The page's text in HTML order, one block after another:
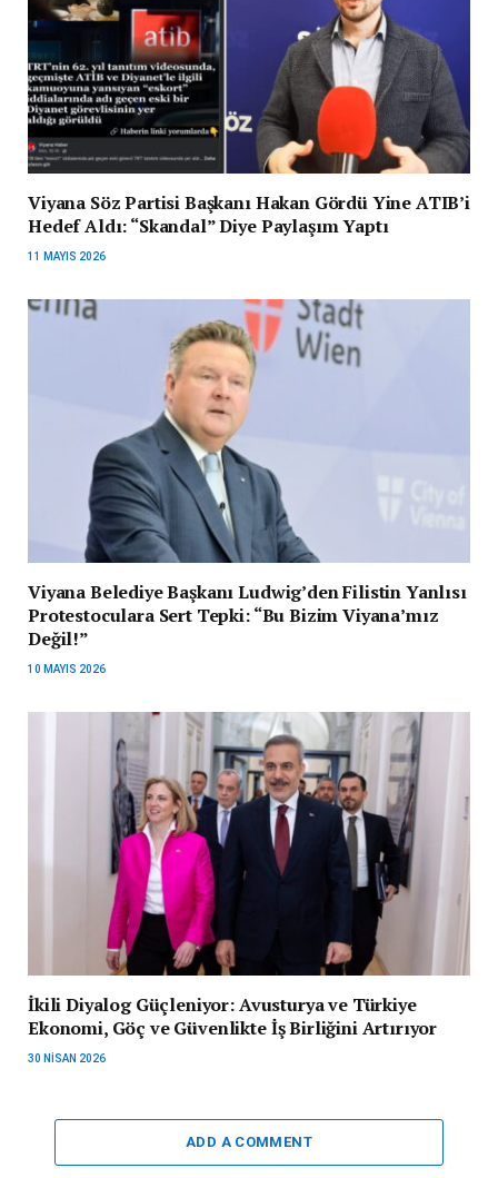
Viyana Söz Partisi Başkanı Hakan Gördü Yine ATIB’i
Hedef Aldı: “Skandal” Diye Paylaşım Yaptı
11 MAYIS 2026
Viyana Belediye Başkanı Ludwig’den Filistin Yanlısı
Protestoculara Sert Tepki: “Bu Bizim Viyana’mız
Değil!”
10 MAYIS 2026
İkili Diyalog Güçleniyor: Avusturya ve Türkiye
Ekonomi, Göç ve Güvenlikte İş Birliğini Artırıyor
30 NISAN 2026
ADD A COMMENT